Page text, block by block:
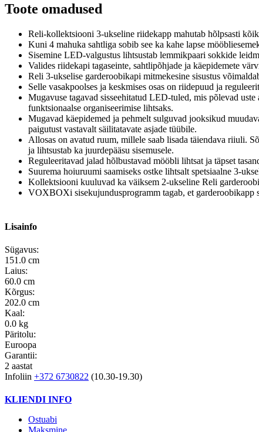
Toote omadused
Reli-kollektsiooni 3-ukseline riidekapp mahutab hõlpsasti
Kuni 4 mahuka sahtliga sobib see ka kahe lapse
Sisemine LED-valgustus lihtsustab lemmikpaari sokkide
Valides riidekapi tagaseinte, sahtlipõhjade ja käepidemete
Reli 3-ukselise garderoobikapi mitmekesine sisustus
Selle vasakpoolses ja keskmises osas on riidepuud ja
Mugavuse tagavad sisseehitatud LED-tuled, mis põlevad
funktsionaalse organiseerimise lihtsaks.
Mugavad käepidemed ja pehmelt sulguvad jooksikud
paigutust vastavalt säilitatavate asjade tüübile.
Allosas on avatud ruum, millele saab lisada täiendava riiuli.
ja lihtsustab ka juurdepääsu sisemusele.
Reguleeritavad jalad hõlbustavad mööbli lihtsat ja täpset
Suurema hoiuruumi saamiseks ostke lihtsalt spetsiaalne 3-
Kollektsiooni kuuluvad ka väiksem 2-ukseline Reli
VOXBOXi sisekujundusprogramm tagab, et garderoobikapp
Lisainfo
Sügavus:
151.0 cm
Laius:
60.0 cm
Kõrgus:
202.0 cm
Kaal:
0.0 kg
Päritolu:
Euroopa
Garantii:
2 aastat
Infoliin +372 6730822 (10.30-19.30)
KLIENDI INFO
Ostuabi
Maksmine